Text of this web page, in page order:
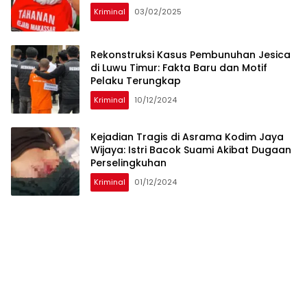
Kriminal 03/02/2025
Rekonstruksi Kasus Pembunuhan Jesica
di Luwu Timur: Fakta Baru dan Motif
Pelaku Terungkap
Kriminal 10/12/2024
Kejadian Tragis di Asrama Kodim Jaya
Wijaya: Istri Bacok Suami Akibat Dugaan
Perselingkuhan
Kriminal 01/12/2024